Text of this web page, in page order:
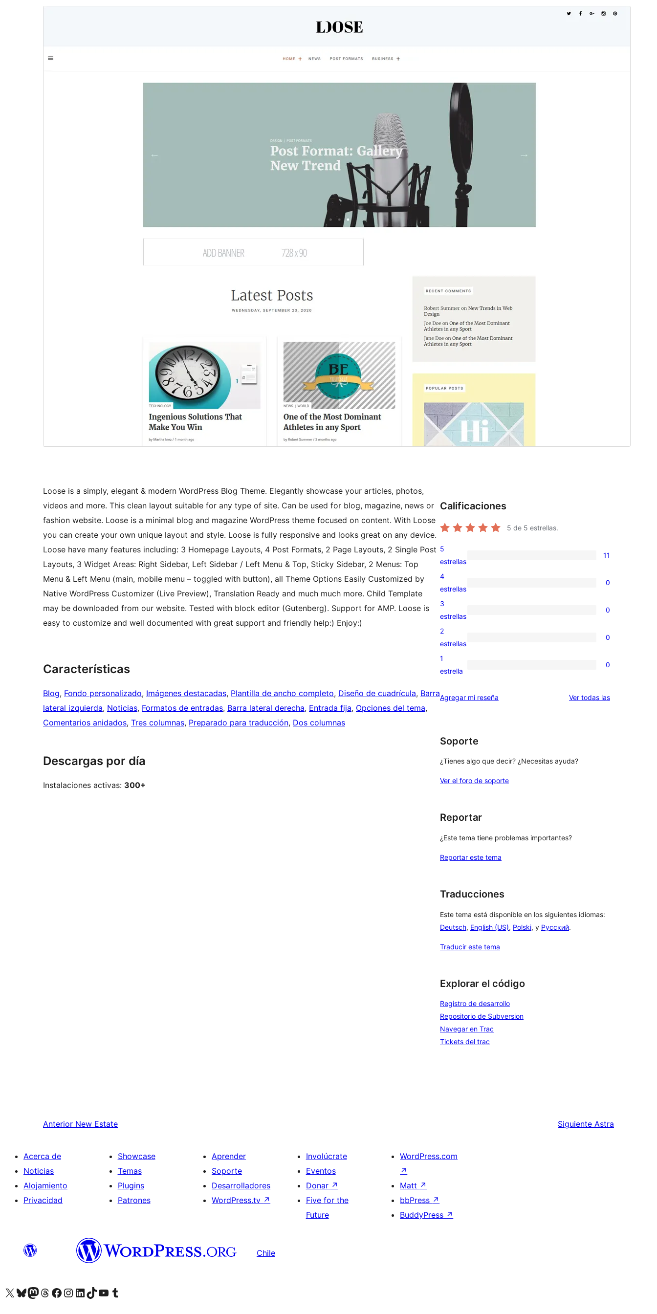
Loose is a simply, elegant & modern WordPress Blog Theme. Elegantly showcase your articles, photos,
videos and more. This clean layout suitable for any type of site. Can be used for blog, magazine, news or
fashion website. Loose is a minimal blog and magazine WordPress theme focused on content. With Loose
you can create your own unique layout and style. Loose is fully responsive and looks great on any device.
Loose have many features including: 3 Homepage Layouts, 4 Post Formats, 2 Page Layouts, 2 Single Post
Layouts, 3 Widget Areas: Right Sidebar, Left Sidebar / Left Menu & Top, Sticky Sidebar, 2 Menus: Top
Menu & Left Menu (main, mobile menu – toggled with button), all Theme Options Easily Customized by
Native WordPress Customizer (Live Preview), Translation Ready and much much more. Child Template
may be downloaded from our website. Tested with block editor (Gutenberg). Support for AMP. Loose is
easy to customize and well documented with great support and friendly help:) Enjoy:)
Características
Blog, Fondo personalizado, Imágenes destacadas, Plantilla de ancho completo, Diseño de cuadrícula, Barra
lateral izquierda, Noticias, Formatos de entradas, Barra lateral derecha, Entrada fija, Opciones del tema
Comentarios anidados, Tres columnas, Preparado para traducción, Dos columnas
Descargas por día
Instalaciones activas: 300+
Calificaciones
5 de 5 estrellas.
11
valoraciones
de
5
estrellas
11
0
valoraciones
de
4
estrellas
0
0
valoraciones
de
3
estrellas
0
0
valoraciones
de
estrellas
2
estrellas
0
0
de
1
estrella
0
Agregar mi reseña Ver todas lasreseñas
Soporte
¿Tienes algo que decir? ¿Necesitas ayuda?
Ver el foro de soporte
Reportar
¿Este tema tiene problemas importantes?
Reportar este tema
Traducciones
Este tema está disponible en los siguientes idiomas:
Deutsch, English (US), Polski, y Русский.
Traducir este tema
Explorar el código
Registro de desarrollo
Repositorio de Subversion
Navegar en Trac
Tickets del trac
Anterior New Estate Siguiente Astra
Acerca de
Noticias
Alojamiento
Privacidad
Showcase
Temas
Plugins
Patrones
Aprender
Soporte
Desarrolladores
WordPress.tv ↗
Involúcrate
Eventos
Donar ↗
Five for the
Future
WordPress.com
↗
Matt ↗
bbPress ↗
BuddyPress ↗
Chile
Visita nuestra cuenta de X (anteriormente Twitter)
Visita nuestra cuenta de Bluesky
Visita nuestra cuenta de Mastodon
Visita nuestra cuenta de Threads
Visita nuestra página de Facebook
Visita nuestra cuenta de Instagram
Visita nuestra cuenta de LinkedIn
Visita nuestra cuenta de TikTok
Visita nuestro canal de YouTube
Visita nuestra cuenta de Tumblr